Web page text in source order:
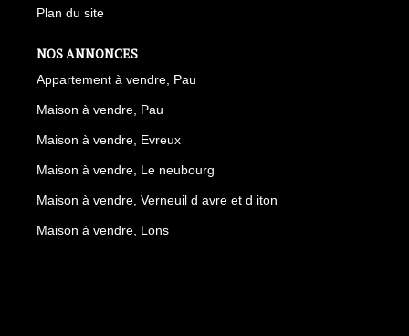
Plan du site
NOS ANNONCES
Appartement à vendre, Pau
Maison à vendre, Pau
Maison à vendre, Evreux
Maison à vendre, Le neubourg
Maison à vendre, Verneuil d avre et d iton
Maison à vendre, Lons